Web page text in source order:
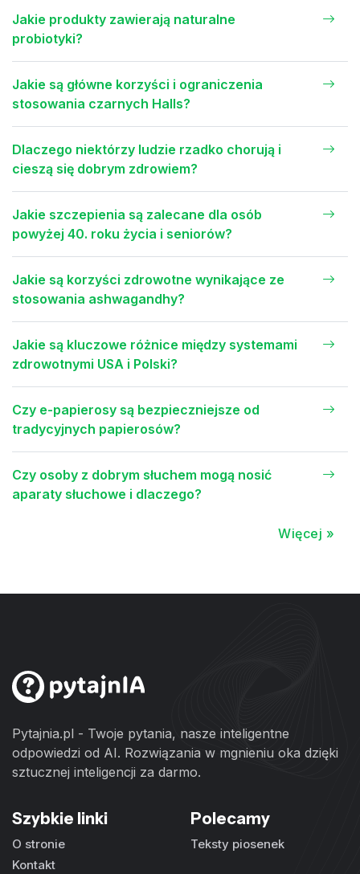
Jakie produkty zawierają naturalne
probiotyki?
Jakie są główne korzyści i ograniczenia
stosowania czarnych Halls?
Dlaczego niektórzy ludzie rzadko chorują i
cieszą się dobrym zdrowiem?
Jakie szczepienia są zalecane dla osób
powyżej 40. roku życia i seniorów?
Jakie są korzyści zdrowotne wynikające ze
stosowania ashwagandhy?
Jakie są kluczowe różnice między systemami
zdrowotnymi USA i Polski?
Czy e-papierosy są bezpieczniejsze od
tradycyjnych papierosów?
Czy osoby z dobrym słuchem mogą nosić
aparaty słuchowe i dlaczego?
Więcej »
Pytajnia.pl - Twoje pytania, nasze inteligentne
odpowiedzi od AI. Rozwiązania w mgnieniu oka dzięki
sztucznej inteligencji za darmo.
Szybkie linki
O stronie
Kontakt
Polecamy
Teksty piosenek